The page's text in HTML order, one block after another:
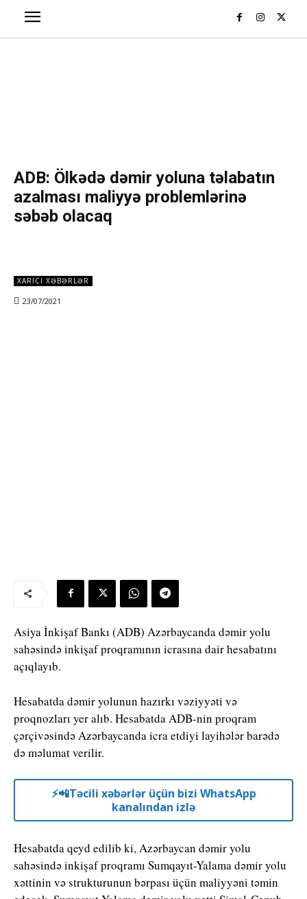
ADB: Ölkədə dəmir yoluna təlabatın
azalması maliyyə problemlərinə
səbəb olacaq
XARICI XƏBƏRLƏR
23/07/2021
Asiya İnkişaf Bankı (ADB) Azərbaycanda dəmir yolu
sahəsində inkişaf proqramının icrasına dair hesabatını
açıqlayıb.
Hesabatda dəmir yolunun hazırkı vəziyyəti və
proqnozları yer alıb. Hesabatda ADB-nin proqram
çərçivəsində Azərbaycanda icra etdiyi layihələr barədə
də məlumat verilir.
⚡️📲Təcili xəbərlər üçün bizi WhatsApp
kanalından izlə
Hesabatda qeyd edilib ki, Azərbaycan dəmir yolu
sahəsində inkişaf proqramı Sumqayıt-Yalama dəmir yolu
xəttinin və strukturunun bərpası üçün maliyyəni təmin